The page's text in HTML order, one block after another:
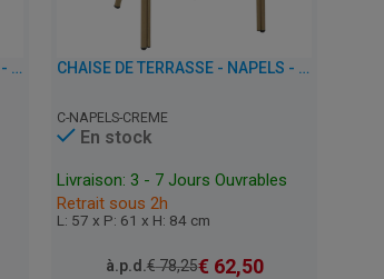
CHAISE DE TERRASSE - MILANO - ALUMINIUM CHAISE DE TERRASSE - NAPELS - ALUMINIUM/PLASTIQUE
C-NAPELS-CREME
En stock
Livraison: 3 - 7 Jours Ouvrables
Retrait sous 2h
L: 57 x P: 61 x H: 84 cm
à.p.d.€78,25€ 62,50